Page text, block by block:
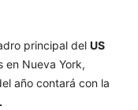
principal del US
en Nueva York,
año contará con la